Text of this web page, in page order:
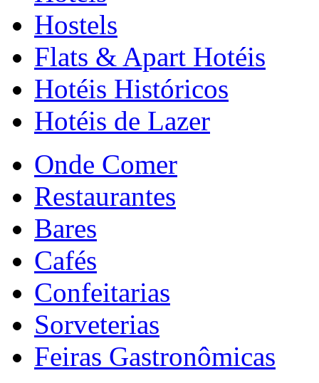
Hostels
Flats & Apart Hotéis
Hotéis Históricos
Hotéis de Lazer
Onde Comer
Restaurantes
Bares
Cafés
Confeitarias
Sorveterias
Feiras Gastronômicas